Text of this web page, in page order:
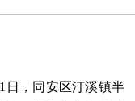
日，同安区汀溪镇半